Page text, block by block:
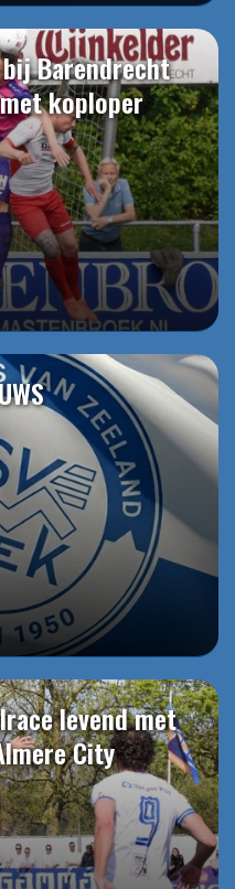
Barendrecht
koploper
levend met
City